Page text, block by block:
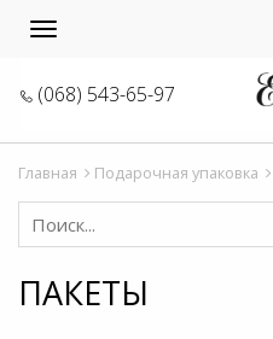
Toggle
(068) 543-65-97
Главная Подарочная упаковка
ПАКЕТЫ